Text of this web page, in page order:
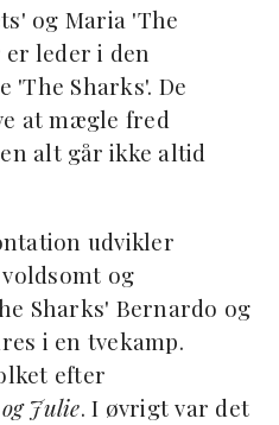
og Maria 'The
er leder i den
'The Sharks'. De
at mægle fred
alt går ikke altid
udvikler
og
Sharks' Bernardo og
i en tvekamp.
efter
Julie. I øvrigt var det